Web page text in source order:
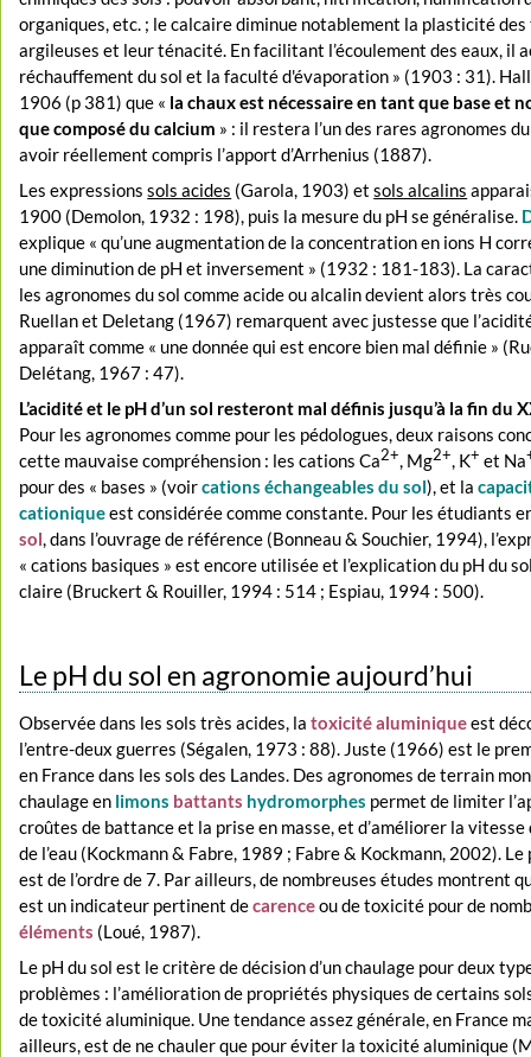
organiques, etc. ; le calcaire diminue notablement la plasticité
argileuses et leur ténacité. En facilitant l’écoulement des eaux, il
réchauffement du sol et la faculté d'évaporation » (1903 : 31).
1906 (p 381) que « la chaux est nécessaire en tant que base et
que composé du calcium » : il restera l’un des rares agronomes
avoir réellement compris l’apport d’Arrhenius (1887).
Les expressionssols acides (Garola, 1903) etsols alcalins
1900 (Demolon, 1932 : 198), puis la mesure du pH se généralise.
explique « qu’une augmentation de la concentration en ions H
une diminution de pH et inversement » (1932 : 181-183). La
les agronomes du sol comme acide ou alcalin devient alors très
Ruellan et Deletang (1967) remarquent avec justesse que
apparaît comme « une donnée qui est encore bien mal définie »
Delétang, 1967 : 47).
L’acidité et le pH d’un sol resteront mal définis jusqu’à la fin du
Pour les agronomes comme pour les pédologues, deux raisons
cette mauvaise compréhension : les cations Ca2+, Mg2+, K+ et Na
pour des « bases » (voircations échangeables du sol), et la
cationiqueest considérée comme constante. Pour les étudiants
sol, dans l’ouvrage de référence (Bonneau & Souchier, 1994),
« cations basiques » est encore utilisée et l’explication du pH du
claire (Bruckert & Rouiller, 1994 : 514 ; Espiau, 1994 : 500).
Le pH du sol en agronomie aujourd’hui
Observée dans les sols très acides, latoxicité aluminiqueest
l’entre-deux guerres (Ségalen, 1973 : 88). Juste (1966) est le
en France dans les sols des Landes. Des agronomes de terrain
chaulage en limons battants hydromorphes permet de limiter
croûtes de battance et la prise en masse, et d’améliorer la
de l’eau (Kockmann & Fabre, 1989 ; Fabre & Kockmann, 2002).
est de l’ordre de 7. Par ailleurs, de nombreuses études montrent
est un indicateur pertinent decarenceou de toxicité pour de
éléments (Loué, 1987).
Le pH du sol est le critère de décision d’un chaulage pour deux
problèmes : l’amélioration de propriétés physiques de certains
de toxicité aluminique. Une tendance assez générale, en France
ailleurs, est de ne chauler que pour éviter la toxicité aluminique